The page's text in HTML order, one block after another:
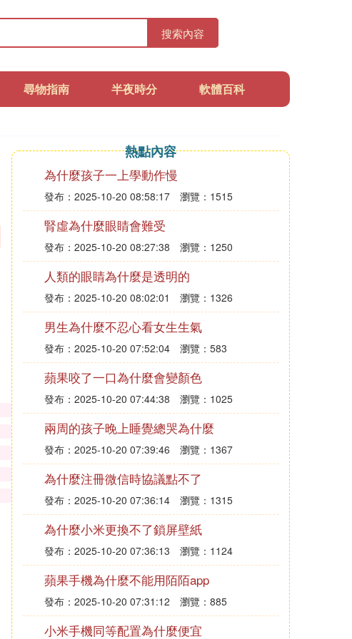
搜索內容
尋物指南 半夜時分 軟體百科
熱點內容
為什麼孩子一上學動作慢
發布：2025-10-20 08:58:17 瀏覽：1515
腎虛為什麼眼睛會難受
發布：2025-10-20 08:27:38 瀏覽：1250
人類的眼睛為什麼是透明的
發布：2025-10-20 08:02:01 瀏覽：1326
男生為什麼不忍心看女生生氣
發布：2025-10-20 07:52:04 瀏覽：583
蘋果咬了一口為什麼會變顏色
發布：2025-10-20 07:44:38 瀏覽：1025
兩周的孩子晚上睡覺總哭為什麼
發布：2025-10-20 07:39:46 瀏覽：1367
為什麼注冊微信時協議點不了
發布：2025-10-20 07:36:14 瀏覽：1315
為什麼小米更換不了鎖屏壁紙
發布：2025-10-20 07:36:13 瀏覽：1124
蘋果手機為什麼不能用陌陌app
發布：2025-10-20 07:31:12 瀏覽：885
小米手機同等配置為什麼便宜